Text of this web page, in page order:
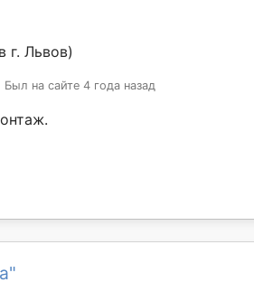
г. Львов)
Был на сайте 4 года назад